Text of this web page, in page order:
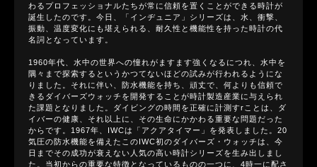
わるプロフェッショナルたちが常に信頼を置くことができる時計が
誕生したのです。今日、「インヂュニア」シリーズは、水、衝撃、
振動、温度変化にも堪えられる、耐久性と機能性を持った時計の代
名詞となっています。
1960年代、水中の世界への憧れがますます強くなるにつれ、水中を
隅々まで探索するというかつてないほどの試みが行われるようにな
りました。それに伴い、防水機能を持ち、頑丈で、何よりも信頼で
きるダイバーズウォッチを開発することが時計製造産業に与えられ
た課題となりました。ダイビングの時間を正確に計測すrことは、ダ
イバーの健康、それ以上に、その生命にかかわる重要な問題だった
からです。1967年、IWCは「アクアタイマー」を発表しました。20
気圧の防水機能を備えたこのIWC初のダイバーズ・ウォッチは、今
日までその成功が衰えない人気の高い時計シリーズを生み出しまし
た。当初からの重要な特徴となっているものの一つに、4時一に配さ